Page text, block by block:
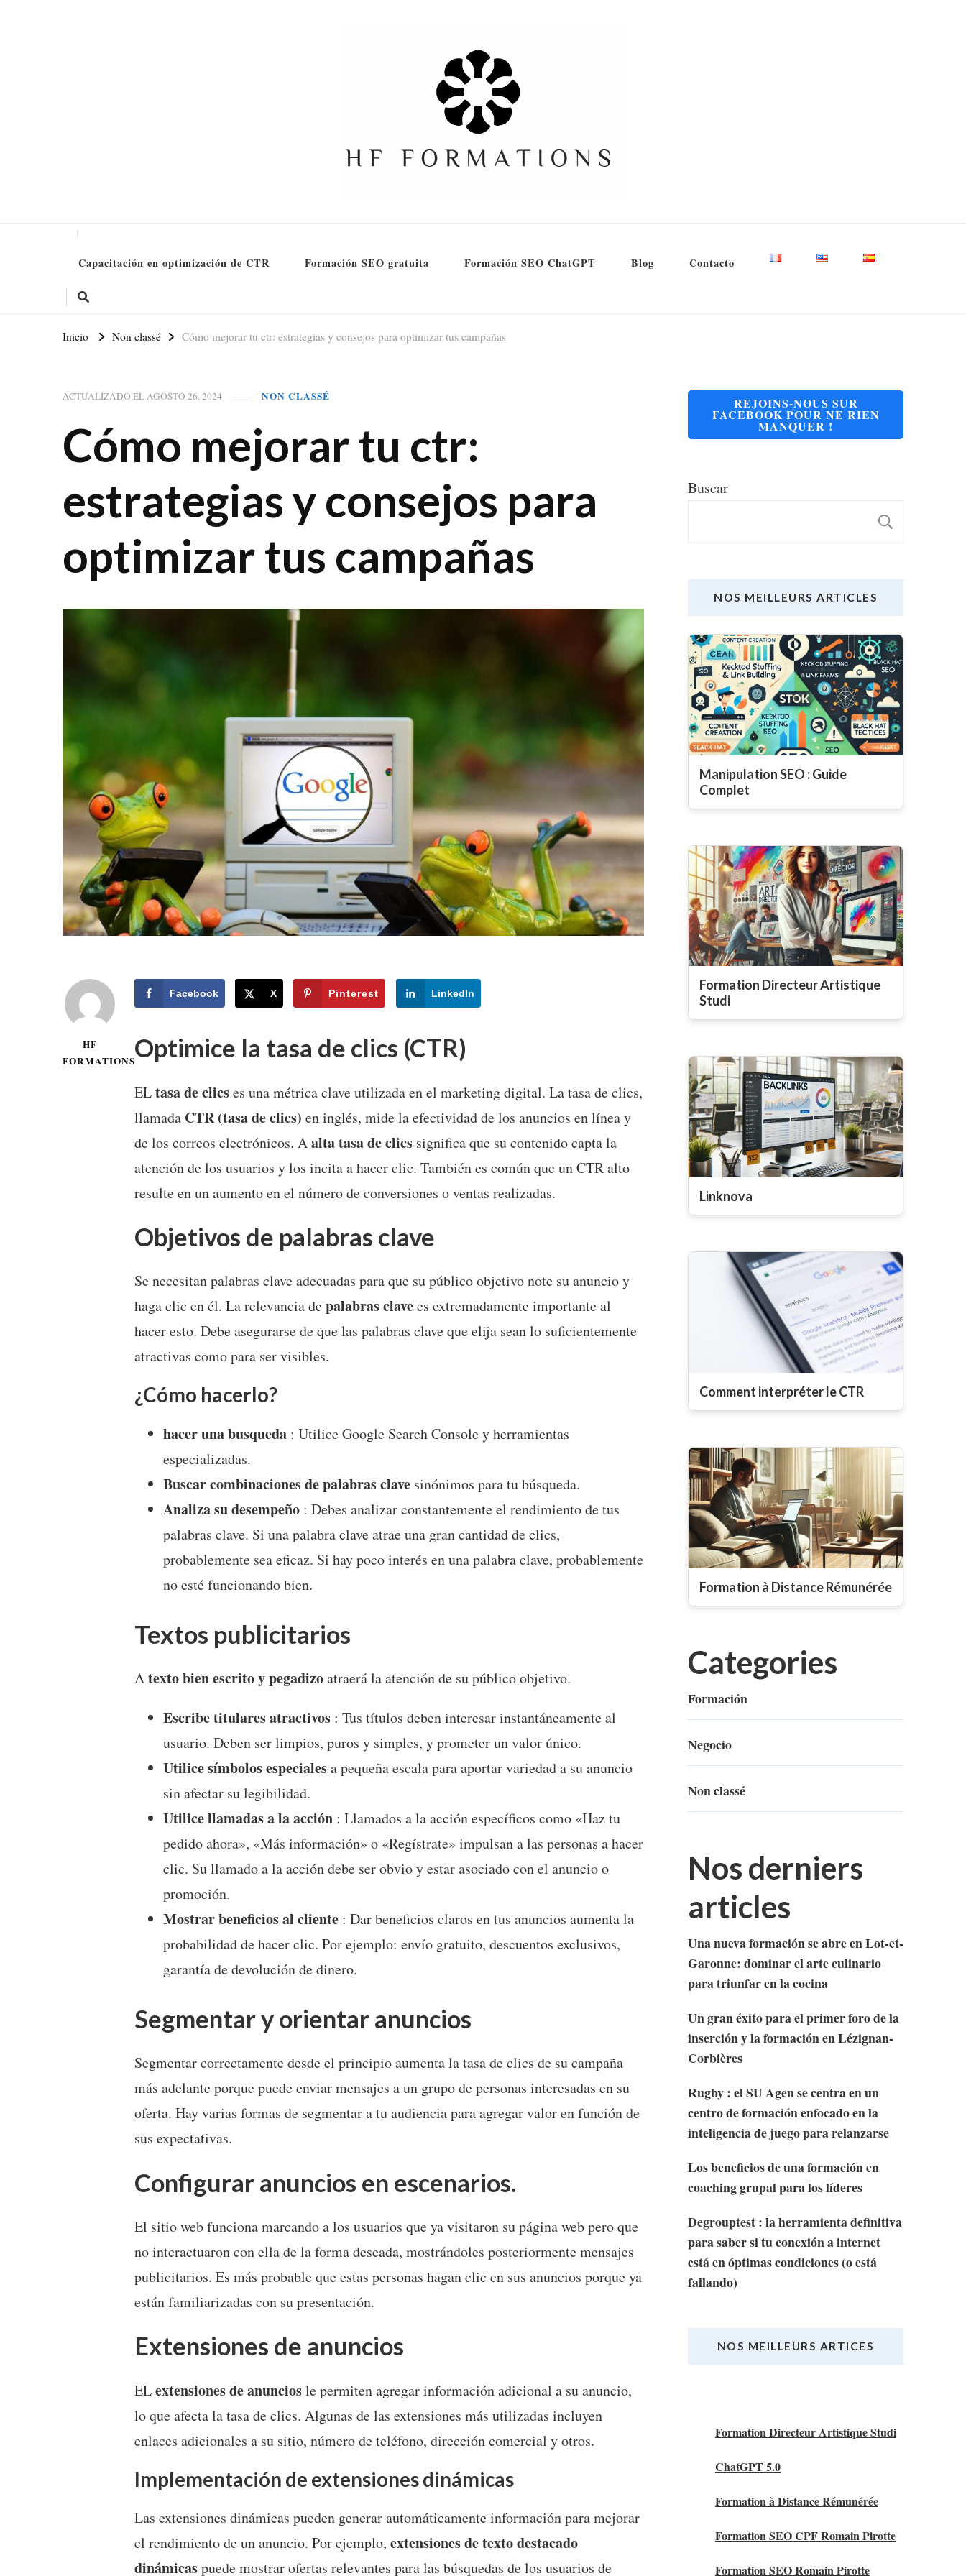
Capacitación en optimización de CTR Formación SEO gratuita Formación SEO ChatGPT Blog Contacto
Inicio Non classé Cómo mejorar tu ctr: estrategias y consejos para optimizar tus campañas
ACTUALIZADO ELAGOSTO 26, 2024 NON CLASSÉ
Cómo mejorar tu ctr:
estrategias y consejos para
optimizar tus campañas
HF
FORMATIONS
Facebook X Pinterest LinkedIn
Optimice la tasa de clics (CTR)
ELtasa de clicses una métrica clave utilizada en el marketing digital. La tasa de clics,
llamada CTR (tasa de clics) en inglés, mide la efectividad de los anuncios en línea y
de los correos electrónicos. Aalta tasa de clics significa que su contenido capta la
atención de los usuarios y los incita a hacer clic. También es común que un CTR alto
resulte en un aumento en el número de conversiones o ventas realizadas.
Objetivos de palabras clave
Se necesitan palabras clave adecuadas para que su público objetivo note su anuncio y
haga clic en él. La relevancia depalabras clavees extremadamente importante al
hacer esto. Debe asegurarse de que las palabras clave que elija sean lo suficientemente
atractivas como para ser visibles.
¿Cómo hacerlo?
hacer una busqueda : Utilice Google Search Console y herramientas
especializadas.
Buscar combinaciones de palabras clave sinónimos para tu búsqueda.
Analiza su desempeño : Debes analizar constantemente el rendimiento de tus
palabras clave. Si una palabra clave atrae una gran cantidad de clics,
probablemente sea eficaz. Si hay poco interés en una palabra clave, probablemente
no esté funcionando bien.
Textos publicitarios
Atexto bien escrito y pegadizoatraerá la atención de su público objetivo.
Escribe titulares atractivos : Tus títulos deben interesar instantáneamente al
usuario. Deben ser limpios, puros y simples, y prometer un valor único.
Utilice símbolos especialesa pequeña escala para aportar variedad a su anuncio
sin afectar su legibilidad.
Utilice llamadas a la acción : Llamados a la acción específicos como «Haz tu
pedido ahora», «Más información» o «Regístrate» impulsan a las personas a hacer
clic. Su llamado a la acción debe ser obvio y estar asociado con el anuncio o
promoción.
Mostrar beneficios al cliente : Dar beneficios claros en tus anuncios aumenta la
probabilidad de hacer clic. Por ejemplo: envío gratuito, descuentos exclusivos,
garantía de devolución de dinero.
Segmentar y orientar anuncios
Segmentar correctamente desde el principio aumenta la tasa de clics de su campaña
más adelante porque puede enviar mensajes a un grupo de personas interesadas en su
oferta. Hay varias formas de segmentar a tu audiencia para agregar valor en función de
sus expectativas.
Configurar anuncios en escenarios.
El sitio web funciona marcando a los usuarios que ya visitaron su página web pero que
no interactuaron con ella de la forma deseada, mostrándoles posteriormente mensajes
publicitarios. Es más probable que estas personas hagan clic en sus anuncios porque ya
están familiarizadas con su presentación.
Extensiones de anuncios
ELextensiones de anunciosle permiten agregar información adicional a su anuncio,
lo que afecta la tasa de clics. Algunas de las extensiones más utilizadas incluyen
enlaces adicionales a su sitio, número de teléfono, dirección comercial y otros.
Implementación de extensiones dinámicas
Las extensiones dinámicas pueden generar automáticamente información para mejorar
el rendimiento de un anuncio. Por ejemplo, extensiones de texto destacado
dinámicaspuede mostrar ofertas relevantes para las búsquedas de los usuarios de
REJOINS-NOUS SUR
FACEBOOK POUR NE RIEN
MANQUER !
Buscar
NOS MEILLEURS ARTICLES
Manipulation SEO : Guide
Complet
Formation Directeur Artistique
Studi
Linknova
Comment interpréter le CTR
Formation à Distance Rémunérée
Categories
Formación
Negocio
Non classé
Nos derniers
articles
Una nueva formación se abre en Lot-et-
Garonne: dominar el arte culinario
para triunfar en la cocina
Un gran éxito para el primer foro de la
inserción y la formación en Lézignan-
Corbières
Rugby : el SU Agen se centra en un
centro de formación enfocado en la
inteligencia de juego para relanzarse
Los beneficios de una formación en
coaching grupal para los líderes
Degrouptest : la herramienta definitiva
para saber si tu conexión a internet
está en óptimas condiciones (o está
fallando)
NOS MEILLEURS ARTICES
Formation Directeur Artistique Studi
ChatGPT 5.0
Formation à Distance Rémunérée
Formation SEO CPF Romain Pirotte
Formation SEO Romain Pirotte